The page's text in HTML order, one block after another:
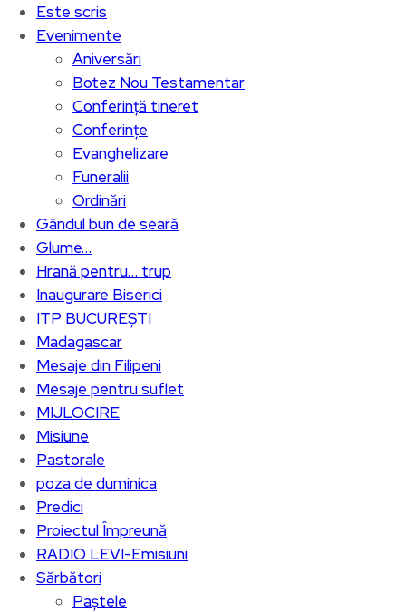
Este scris
Evenimente
Aniversări
Botez Nou Testamentar
Conferință tineret
Conferințe
Evanghelizare
Funeralii
Ordinări
Gândul bun de seară
Glume…
Hrană pentru… trup
Inaugurare Biserici
ITP BUCUREȘTI
Madagascar
Mesaje din Filipeni
Mesaje pentru suflet
MIJLOCIRE
Misiune
Pastorale
poza de duminica
Predici
Proiectul Împreună
RADIO LEVI-Emisiuni
Sărbători
Paștele